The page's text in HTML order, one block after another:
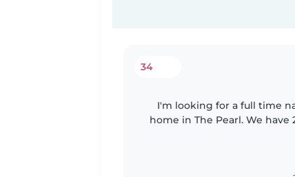
34
I'm looking for a full time
home in The Pearl. We